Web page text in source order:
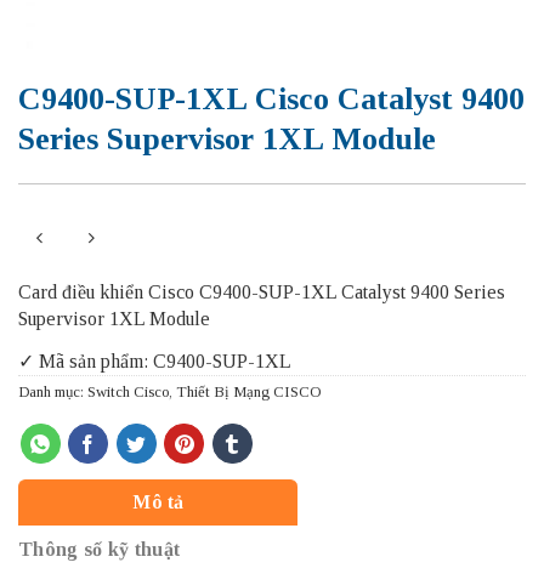
C9400-SUP-1XL Cisco Catalyst 9400
Series Supervisor 1XL Module
Card điều khiển Cisco C9400-SUP-1XL Catalyst 9400 Series
Supervisor 1XL Module
✓ Mã sản phẩm: C9400-SUP-1XL
Danh mục: Switch Cisco Thiết Bị Mạng CISCO
Mô tả
Thông số kỹ thuật